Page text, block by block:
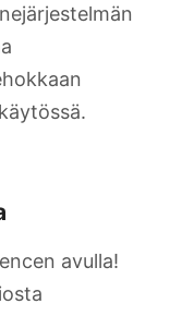
avulla!